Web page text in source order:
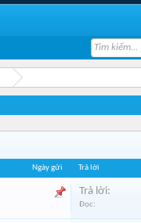
Ngày gửi Trả lời
Trả lời:
Đọc: